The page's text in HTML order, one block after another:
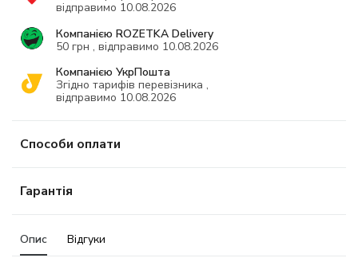
відправимо 10.08.2026
Компанією ROZETKA Delivery
50 грн , відправимо 10.08.2026
Компанією УкрПошта
Згідно тарифів перевізника ,
відправимо 10.08.2026
Способи оплати
Гарантія
Опис Відгуки